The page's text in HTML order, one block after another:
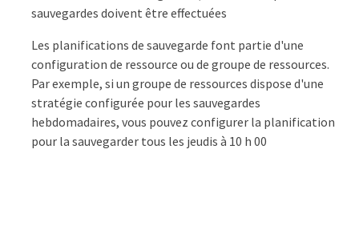
sauvegardes doivent être effectuées
Les planifications de sauvegarde font partie d'une
configuration de ressource ou de groupe de ressources.
Par exemple, si un groupe de ressources dispose d'une
stratégie configurée pour les sauvegardes
hebdomadaires, vous pouvez configurer la planification
pour la sauvegarder tous les jeudis à 10 h 00